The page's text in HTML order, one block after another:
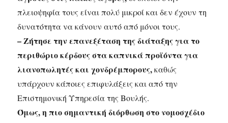
πλειοψηφία τους είναι πολύ μικροί και δεν έχουν τη
δυνατότητα να κάνουν αυτό από μόνοι τους.
– Ζήτησε την επανεξέταση της διάταξης για το
περιθώριο κέρδους στα καπνικά προϊόντα για
λιανοπωλητές και χονδρέμπορους,καθώς
υπάρχουν κάποιες επιφυλάξεις και από την
Επιστημονική Υπηρεσία της Βουλής.
Όμως, η πιο σημαντική διόρθωση στο νομοσχέδιο